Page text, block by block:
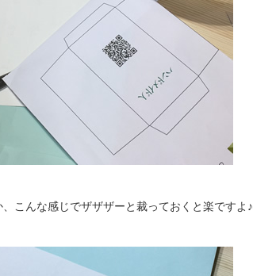
こんな感じでザザザーと裁っておくと楽ですよ♪